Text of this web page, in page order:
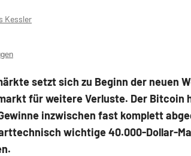
Kessler
setzt sich zu Beginn der neuen
für weitere Verluste. Der Bitcoin
inzwischen fast komplett
wichtige 40.000-Dollar-